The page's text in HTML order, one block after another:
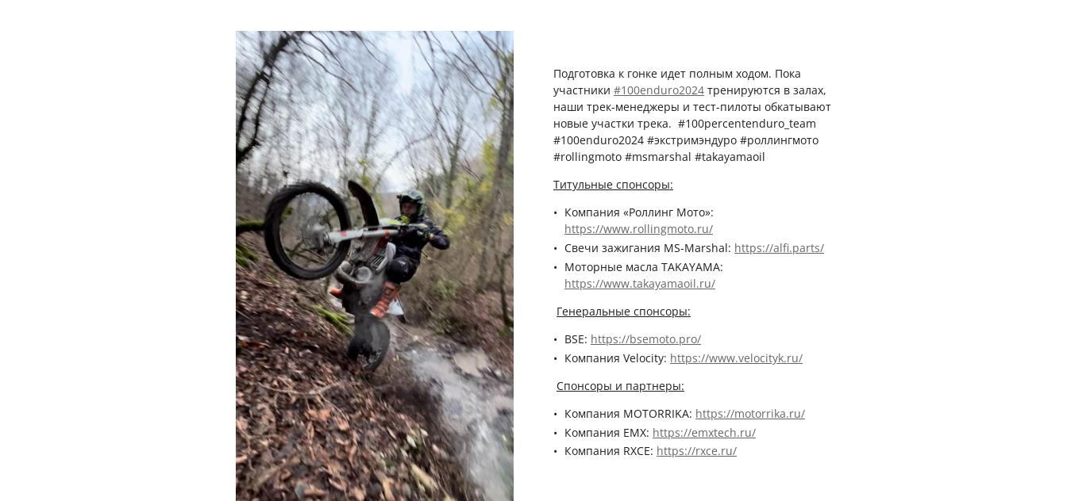
Подготовка к гонке идет полным ходом. Пока
участники #100enduro2024 тренируются в залах,
наши трек-менеджеры и тест-пилоты обкатывают
новые участки трека. #100percentenduro_team
#100enduro2024 #экстримэндуро #роллингмото
#rollingmoto #msmarshal #takayamaoil
Титульные спонсоры:
Компания «Роллинг Мото»:
https://www.rollingmoto.ru/
Свечи зажигания MS-Marshal: https://alfi.parts/
Моторные масла TAKAYAMA:
https://www.takayamaoil.ru/
Генеральные спонсоры:
BSE: https://bsemoto.pro/
Компания Velocity: https://www.velocityk.ru/
Спонсоры и партнеры:
Компания MOTORRIKA: https://motorrika.ru/
Компания EMX: https://emxtech.ru/
Компания RXCE: https://rxce.ru/